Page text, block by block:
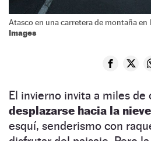
Atasco en una carretera de montaña en
Images
El invierno invita a miles de
desplazarse hacia la nieve
esquí, senderismo con